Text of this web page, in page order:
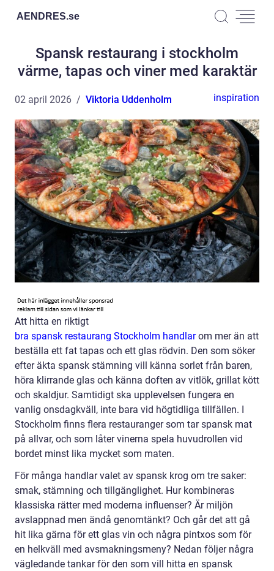
AENDRES.se
Spansk restaurang i stockholm
värme, tapas och viner med karaktär
02 april 2026 Viktoria Uddenholm inspiration
Att hitta en riktigt
bra spansk restaurang Stockholm handlarom mer än att
beställa ett fat tapas och ett glas rödvin. Den som söker
efter äkta spansk stämning vill känna sorlet från baren,
höra klirrande glas och känna doften av vitlök, grillat kött
och skaldjur. Samtidigt ska upplevelsen fungera en
vanlig onsdagkväll, inte bara vid högtidliga tillfällen. I
Stockholm finns flera restauranger som tar spansk mat
på allvar, och som låter vinerna spela huvudrollen vid
bordet minst lika mycket som maten.
För många handlar valet av spansk krog om tre saker:
smak, stämning och tillgänglighet. Hur kombineras
klassiska rätter med moderna influenser? Är miljön
avslappnad men ändå genomtänkt? Och går det att gå
hit lika gärna för ett glas vin och några pintxos som för
en helkväll med avsmakningsmeny? Nedan följer några
vägledande tankar för den som vill hitta en spansk